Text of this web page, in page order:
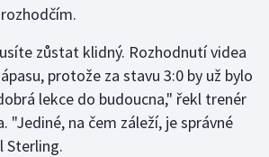
zůstat klidný. Rozhodnutí videa
protože za stavu 3:0 by už bylo
lekce do budoucna," řekl trenér
"Jediné, na čem záleží, je správné
Sterling.